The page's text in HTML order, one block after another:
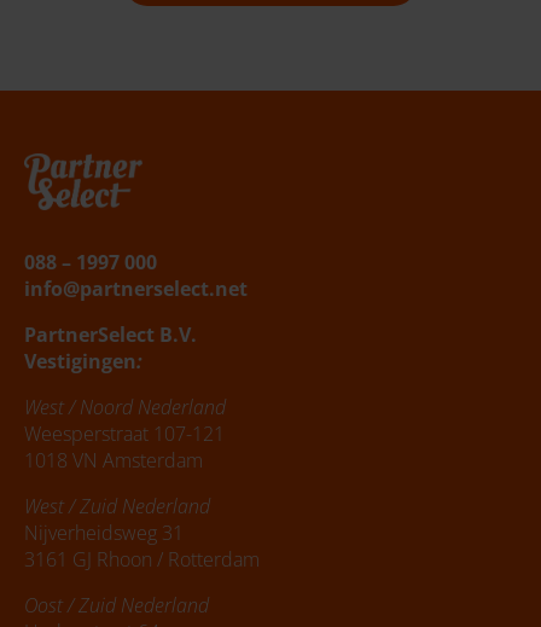
088 – 1997 000
info@partnerselect.net
PartnerSelect B.V.
Vestigingen:
West / Noord Nederland
Weesperstraat 107-121
1018 VN Amsterdam
West / Zuid Nederland
Nijverheidsweg 31
3161 GJ Rhoon / Rotterdam
Oost / Zuid Nederland